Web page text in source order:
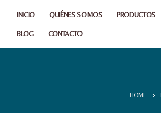
INICIO QUIÉNES SOMOS PRODUCTOS
BLOG CONTACTO
HOME